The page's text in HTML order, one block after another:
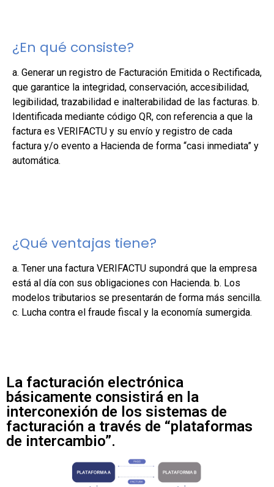
¿En qué consiste?
a. Generar un registro de Facturación Emitida o Rectificada,
que garantice la integridad, conservación, accesibilidad,
legibilidad, trazabilidad e inalterabilidad de las facturas. b.
Identificada mediante código QR, con referencia a que la
factura es VERIFACTU y su envío y registro de cada
factura y/o evento a Hacienda de forma “casi inmediata” y
automática.
¿Qué ventajas tiene?
a. Tener una factura VERIFACTU supondrá que la empresa
está al día con sus obligaciones con Hacienda. b. Los
modelos tributarios se presentarán de forma más sencilla.
c. Lucha contra el fraude fiscal y la economía sumergida.
La facturación electrónica
básicamente consistirá en la
interconexión de los sistemas de
facturación a través de “plataformas
de intercambio”.